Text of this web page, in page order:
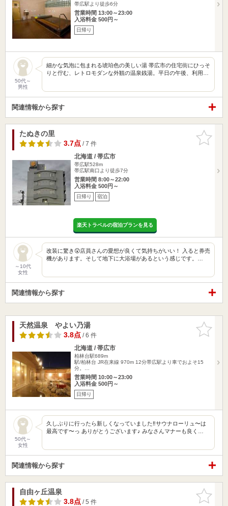
帯広駅より徒歩6分
営業時間 13:00～23:00
入浴料金 500円～
日帰り
50代～
男性
細かな気泡に包まれる琥珀色の美しい湯 帯広市の住宅街にひっそ
りと佇む、レトロモダンな外観の温泉銭湯。平日の午後、利用…
関連情報から探す
お気に入
りに追加
たぬきの里
3.7点/ 7 件
北海道 / 帯広市
帯広駅528m
帯広駅南口より徒歩7分
営業時間 8:00～22:00
入浴料金 500円～
日帰り 宿泊
楽天トラベルの宿泊プランを見る
～10代
女性
改装に驚き😲店員さんの愛想が良くて気持ちがいい！ 入ると券売
機があります。そして地下に大浴場があるという感じです。…
関連情報から探す
お気に入
りに追加
天然温泉 やよい乃湯
3.8点/ 6 件
北海道 / 帯広市
柏林台駅689m
駅/柏林台 JR在来線 970m 12分帯広駅より車でおよそ15
分。…
営業時間 10:00～23:00
入浴料金 500円～
日帰り
50代～
女性
久しぶりに行ったら新しくなっていました‼️サウナローリュ〜は
最高です〜っ ありがとうございます♪ みなさんマナーも良く…
関連情報から探す
お気に入
りに追加
自由ヶ丘温泉
3.8点/ 5 件